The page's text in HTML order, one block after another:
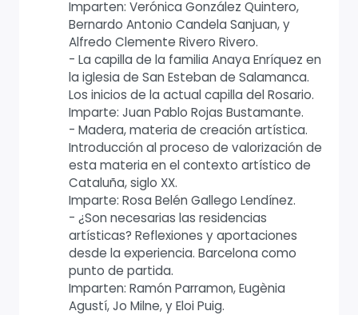
Imparten: Verónica González Quintero,
Bernardo Antonio Candela Sanjuan, y
Alfredo Clemente Rivero Rivero.
- La capilla de la familia Anaya Enríquez en
la iglesia de San Esteban de Salamanca.
Los inicios de la actual capilla del Rosario.
Imparte: Juan Pablo Rojas Bustamante.
- Madera, materia de creación artística.
Introducción al proceso de valorización de
esta materia en el contexto artístico de
Cataluña, siglo XX.
Imparte: Rosa Belén Gallego Lendínez.
- ¿Son necesarias las residencias
artísticas? Reflexiones y aportaciones
desde la experiencia. Barcelona como
punto de partida.
Imparten: Ramón Parramon, Eugènia
Agustí, Jo Milne, y Eloi Puig.